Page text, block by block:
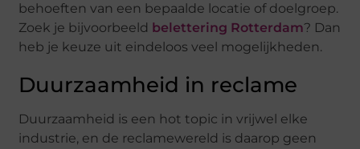
behoeften van een bepaalde locatie of doelgroep.
Zoek je bijvoorbeeld belettering Rotterdam? Dan
heb je keuze uit eindeloos veel mogelijkheden.
Duurzaamheid in reclame
Duurzaamheid is een hot topic in vrijwel elke
industrie, en de reclamewereld is daarop geen